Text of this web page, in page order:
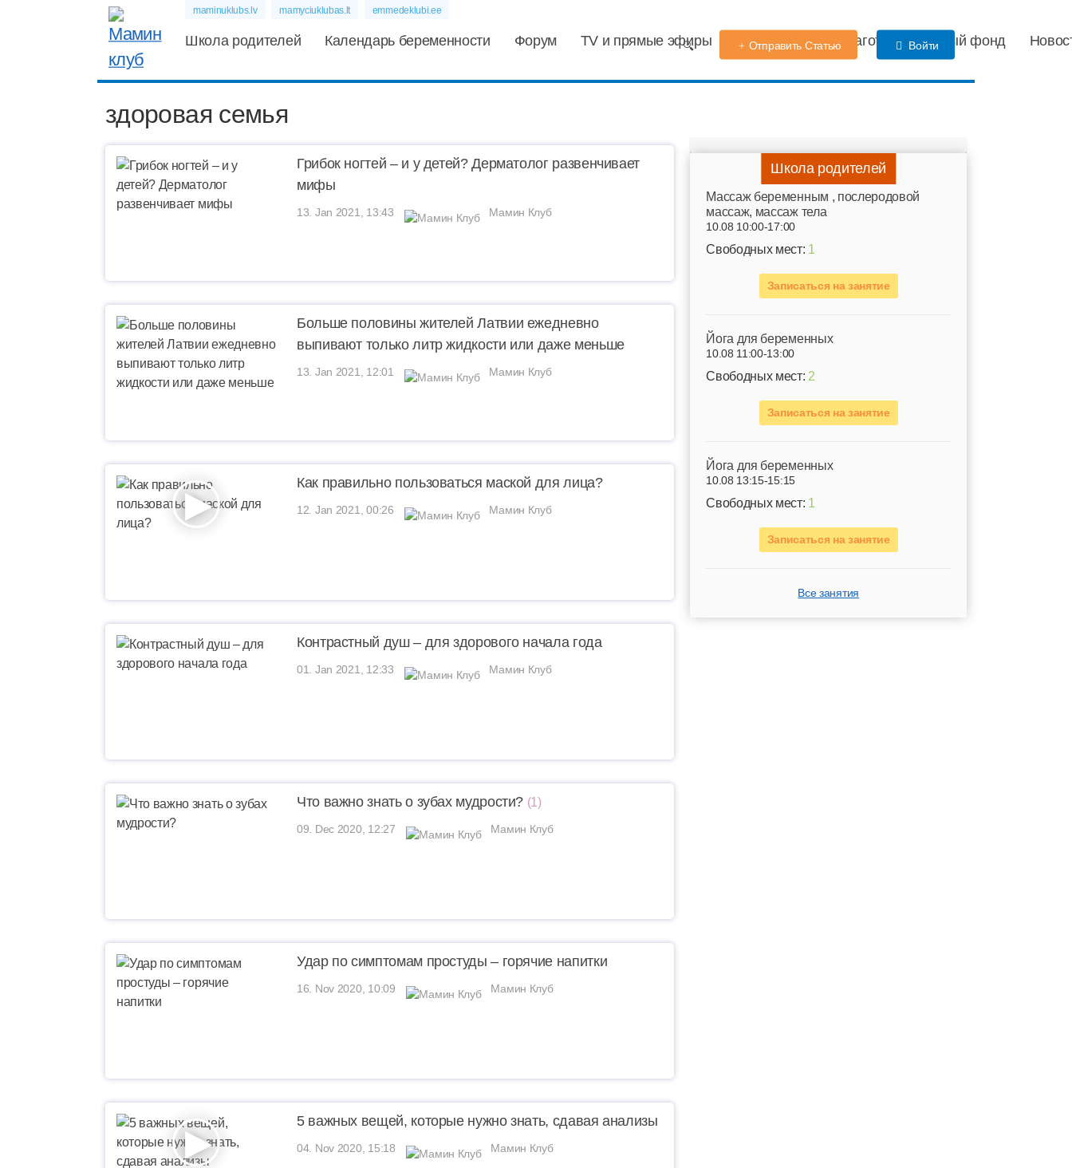
maminuklubs.lv mamyciuklubas.lt emmedeklubi.ee
Школа родителей Календарь беременности Форум TV и прямые эфиры Детский сад Благотворительный фонд
Отправить Статью Войти
здоровая семья
Грибок ногтей – и у детей? Дерматолог развенчивает
мифы
13. Jan 2021, 13:43 Мамин Клуб
Больше половины жителей Латвии ежедневно
выпивают только литр жидкости или даже меньше
13. Jan 2021, 12:01 Мамин Клуб
Как правильно пользоваться маской для лица?
12. Jan 2021, 00:26 Мамин Клуб
Контрастный душ – для здорового начала года
01. Jan 2021, 12:33 Мамин Клуб
Что важно знать о зубах мудрости? (1)
09. Dec 2020, 12:27 Мамин Клуб
Удар по симптомам простуды – горячие напитки
16. Nov 2020, 10:09 Мамин Клуб
5 важных вещей, которые нужно знать, сдавая анализы
04. Nov 2020, 15:18 Мамин Клуб
Школа родителей
Mассаж беременным , послеродовой
массаж, массаж тела
10.08 10:00-17:00
Свободных мест: 1
Записаться на занятие
Йога для беременных
10.08 11:00-13:00
Свободных мест: 2
Записаться на занятие
Йога для беременных
10.08 13:15-15:15
Свободных мест: 1
Записаться на занятие
Все занятия